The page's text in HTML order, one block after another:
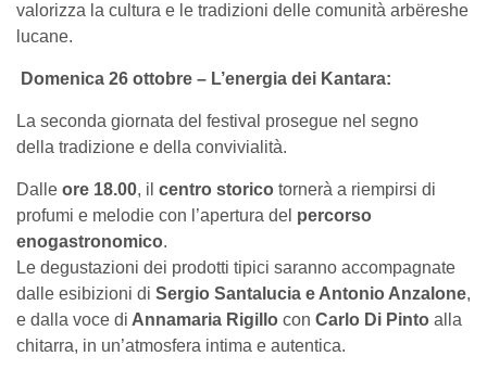
valorizza la cultura e le tradizioni delle comunità arbëreshe
lucane.
Domenica 26 ottobre – L’energia dei Kantara:
La seconda giornata del festival prosegue nel segno
della tradizione e della convivialità.
Dalle ore 18.00, il centro storico tornerà a riempirsi di
profumi e melodie con l’apertura del percorso
enogastronomico.
Le degustazioni dei prodotti tipici saranno accompagnate
dalle esibizioni di Sergio Santalucia e Antonio Anzalone,
e dalla voce di Annamaria Rigillo con Carlo Di Pinto alla
chitarra, in un’atmosfera intima e autentica.